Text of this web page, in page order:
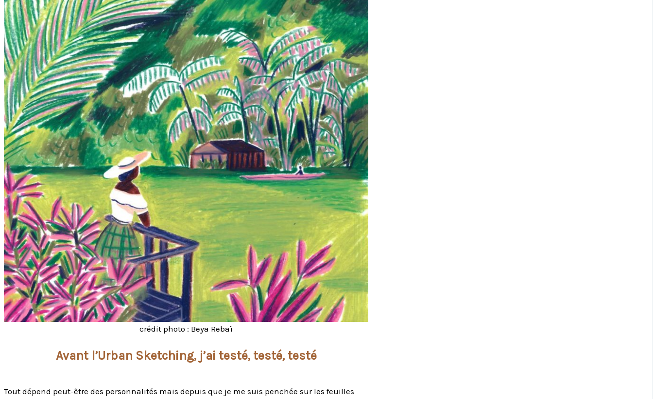
crédit photo : Beya Rebaï
Avant l’Urban Sketching, j’ai testé, testé, testé
Tout dépend peut-être des personnalités mais depuis que je me suis penchée sur les feuilles